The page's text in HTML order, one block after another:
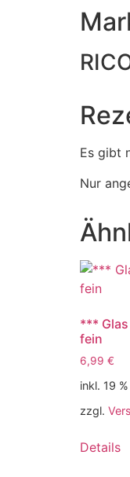
Es gibt
Nur
***
fein
6,99 €
inkl. 19
zzgl.
Details